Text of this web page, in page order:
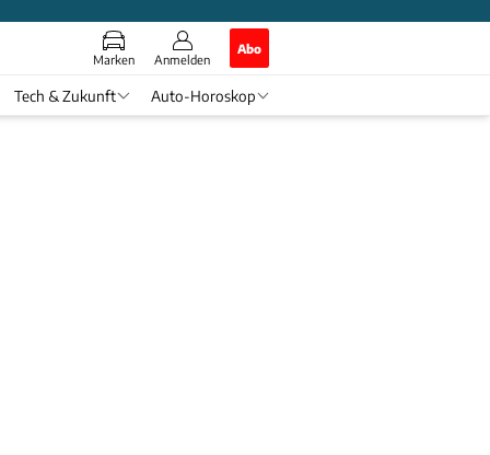
Marken Anmelden
Abo
Tech & Zukunft Auto-Horoskop